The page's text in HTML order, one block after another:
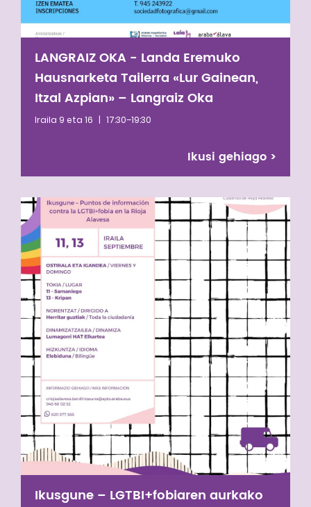
LANGRAIZ OKA - Landa Eremuko
Hausnarketa Tailerra «Lur Gainean,
Itzal Azpian» – Langraiz Oka
Iraila 9 eta 16 | 17:30–19:30
Ikusi gehiago >
Ikusgune – LGTBI+fobiaren aurkako